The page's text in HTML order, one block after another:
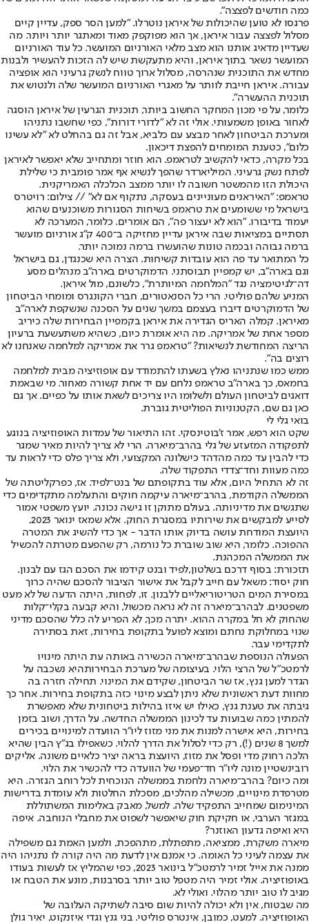
כמה חודשים לפצצה".
פרגסו לא טוען שהיכולות של איראן נוטרלו. "למען הסר ספק, עדיין קיים
מסלול לפצצה עבור איראן, אך הוא מפוקפק מאוד ומאתגר יותר ויותר. מה
שעדיין מדאיג אותנו הוא מצב מלאי האורניום המועשר. כל עוד האורניום
המועשר נשאר בתוך איראן, והיא מתעקשת שיש לה הזכות להעשיר ולבנות
מחדש את התוכנית שנהרסה, מסלול ארוך טווח לנשק גרעיני הוא אופציה
עבורה. איראן חייבת לוותר על מאגרי האורניום המועשר שלה ולנטוש את
תוכנית ההעשרה".
כלומר, על פי מכון המחקר החשוב ביותר, תוכנית הגרעין של איראן הוסגה
לאחור באופן משמעותי. אולי זה לא "לדורי דורות", כפי שחשבו נתניהו
ומערכת הביטחון לאחר מבצע עם כלביא, אבל זה גם בהחלט לא "לא עשינו
כלום", כטענת המומחים להפצת דיכאון.
בכל מקרה, כדאי להקשיב לטראמפ. הוא חוזר ומתחייב שלא יאפשר לאיראן
לפתח נשק גרעיני. המיליארדר שהפך לנשיא אף אמר פומבית כי שלילת
היכולת הזו מהמשטר חשובה לו יותר ממצב הכלכלה האמריקנית.
טראמפ: "האיראנים מעוניינים בעסקה, נתקוף אם לא" // צילום: רויטרס
בישראל מי ששומעים את טראמפ בשיחות הסגורות משוכנעים שהוא
יעמוד בדיבורו. "הוא לא יעצור פה", הם אומרים. כלומר, המערכה לא
תסתיים במציאות שבה איראן עדיין מחזיקה ב־400 ק"ג אורניום מועשר
ברמה גבוהה ובכמה טונות שהועשרו ברמה נמוכה יותר.
כל המתואר עד פה הוא עובדות קשיחות. הצרה היא שכנגדן, גם בישראל
וגם בארה"ב, יש קמפיין תבוסתני. הדמוקרטים בארה"ב מנהלים מסע
דה־לגיטימציה נגד "המלחמה המיותרת", כלשונם, מול איראן.
המניע שלהם פוליטי. הרי כל הסנאטורים, חברי הקונגרס ומומחי הביטחון
של הדמוקרטים דיברו בעצמם במשך שנים על הסכנה שנשקפת לארה"ב
מאיראן. קמלה האריס הגדירה את איראן בקמפיין הבחירות שלה כיריב
מספר אחת של אמריקה. מה היא אומרת כיום, כשהיא משתעשעת ברעיון
הריצה המחודשת לנשיאות? "טראמפ גרר את אמריקה למלחמה שאנחנו לא
רוצים בה".
ממש כמו שנתניהו נאלץ בשעתו להתמודד עם אופוזיציה מבית למלחמה
בחמאס, כך בארה"ב טראמפ נלחם עם יד אחת קשורה מאחור. מי שבאמת
דואגים לביטחון העולם ולשלומו היו צריכים לשאת אותו על כפיים. אך גם
כאן גם שם, הקטנוניות הפוליטית גוברת.
בואי גלי לי
שקט הוא רפש, אמר ז'בוטינסקי. זהו התיאור של עמדות האופוזיציה בנוגע
לתפקודה המזעזע של גלי בהרב־מיארה. הרי לא צריך להיות מאיר שמגר
כדי להבין עד כמה מהדהד כישלונה המקצועי, ולא צריך פלס כדי לראות עד
כמה מעוות וחד־צדדי התפקוד שלה.
זה לא התחיל היום, אלא עוד בתקופתם של בנט־לפיד. אז, כפרקליטתה של
הממשלה הקודמת, בהרב־מיארה עיקמה חוקים והתעלמה מתקדימים כדי
שתגשים את מדיניותה. בעולם מתוקן זו גישה נכונה. יועץ משפטי אמור
לסייע למבקשים את שירותיו במסגרת החוק. אלא שמאז ינואר 2023,
היועצת המודחת עושה בדיוק אותו הדבר - אך כדי להשיג את המטרה
ההפוכה. כלומר, היא שוב שוברת כל נורמה, רק שהפעם מטרתה להכשיל
את הממשלה המכהנת.
תזכורת: בסוף דרכם בשלטון,לפיד ובנט קידמו את הסכם הגז עם לבנון.
חוק יסוד: משאל עם חייב לקבל את אישור הציבור להסכם שהיה כרוך
במסירת המים הטריטוריאליים ללבנון. זו, לפחות, היתה הדעה של לא מעט
משפטנים. לבהרב־מיארה זה לא נראה מכשול, והיא קבעה בקלי־קלות
שהחוק לא חל במקרה ההוא. יתרה מכך, לא הפריע לה כלל שהסכם מדיני
שנוי במחלוקת נחתם ומוצא לפועל בתקופת בחירות, זאת בסתירה
לתקדימי עבר.
הפעולה הנוספת שבהרב־מיארה הכשירה באותה עת היתה מינויו
לרמטכ"ל של הרצי הלוי. בעיצומה של מערכת הבחירותהיא נשכבה על
הגדר למען גנץ, אז שר הביטחון, שקידם את המינוי. תחילה חזרה בה
מחוות דעת ראשונית שלא ניתן לבצע מינוי כזה בתקופת בחירות. אחר כך
גיבתה את טענת גנץ, כאילו יש איזו בהילות ביטחונית שלא מאפשרת
להמתין כמה שבועות עד לכינון הממשלה החדשה. על הדרך, ושוב בזמן
בחירות, היא אישרה למנות את מני מזוז ליו"ר הוועדה למינויים בכירים
למשך 8 שנים (!), רק כדי לסלול את הדרך להלוי. כשאפילו בג"ץ הבין שהיא
הלכה רחוק מדי ופסל את מזוז, היועצת בראה יציר כלאיים משונה. אליקים
רובינשטיין מונה ליו"ר חד־פעמי של הוועדה כדי להכשיר את הלוי.
ומה כיום? בהרב־מיארה נלחמת בממשלה הנוכחית לכל רוחב הגזרה. היא
מטרפדת מינויים, מכשילה מהלכים, מסכלת החלטות ולא עומדת בדרישות
המינימום שמחייב התפקיד שלה. למשל, מאבק באלימות המשתוללת
במגזר הערבי, או חקיקת חוק שיאפשר לשפוט את מחבלי הנוחבה. איפה
היא ואיפה גדעון האוזנר?
מיארה משקרת, ממציאה, מתפתלת, מתהפכת, ולמען האמת גם משפילה
את עצמה לעיני כל האומה. כי אמנם אין לדעת מה היה קורה לו נתניהו היה
ממנה את אייל זמיר לרמטכ"ל בינואר 2023, כפי שהמליץ אז לעשות בעודו
באופוזיציה. אולי זמיר היה מטפל טוב יותר בסרבנות, מונע את הטבח או
מגיב לו טוב יותר מהלוי. ואולי לא.
מה שבטוח, אין ולא יכולה להיות שום סיבה לשתיקה העלובה של
האופוזיציה. למעט, כמובן, אינטרס פוליטי. בני גנץ וגדי איזנקוט, יאיר גולן